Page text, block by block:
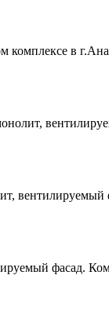
комплексе в
фасад.